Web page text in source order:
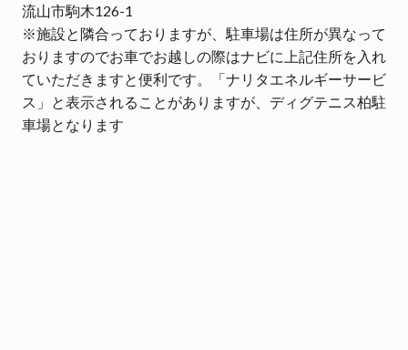
流山市駒木126-1
※施設と隣合っておりますが、駐車場は住所が異なって
おりますのでお車でお越しの際はナビに上記住所を入れ
ていただきますと便利です。「ナリタエネルギーサービ
ス」と表示されることがありますが、ディグテニス柏駐
車場となります